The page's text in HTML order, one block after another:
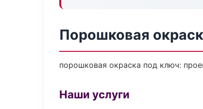
Порошковая
порошковая окраска под ключ:
Наши услуги